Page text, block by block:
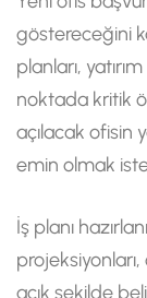
göstereceğini
planları,
noktada kritik
açılacak ofisin
emin olmak
İş planı
projeksiyonları,
açık şekilde